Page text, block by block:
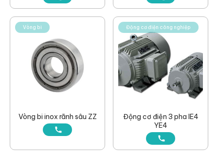
Vòng bi
Vòng bi inox rãnh sâu ZZ
Động cơ điện công nghiệp
Động cơ điện 3 pha IE4
YE4